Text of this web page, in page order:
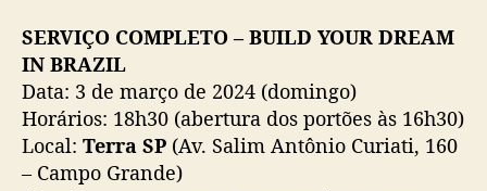
SERVIÇO COMPLETO – BUILD YOUR DREAM
IN BRAZIL
Data: 3 de março de 2024 (domingo)
Horários: 18h30 (abertura dos portões às 16h30)
Local: Terra SP (Av. Salim Antônio Curiati, 160
– Campo Grande)